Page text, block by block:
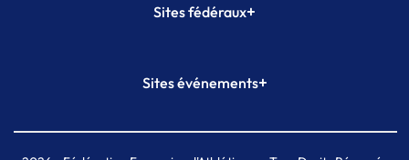
Sites fédéraux+
Plateforme Formation
Sites événements+
Meeting de Paris indoor